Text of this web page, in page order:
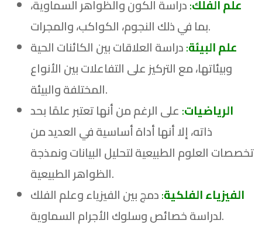
علم الفلك:دراسة الكون والظواهر السماوية،
بما في ذلك النجوم، الكواكب، والمجرات.
علم البيئة:دراسة العلاقات بين الكائنات الحية
وبيئاتها، مع التركيز على التفاعلات بين الأنواع
المختلفة والبيئة.
الرياضيات:على الرغم من أنها تعتبر علمًا بحد
ذاته، إلا أنها أداة أساسية في العديد من
تخصصات العلوم الطبيعية لتحليل البيانات ونمذجة
الظواهر الطبيعية.
الفيزياء الفلكية:دمج بين الفيزياء وعلم الفلك
لدراسة خصائص وسلوك الأجرام السماوية.